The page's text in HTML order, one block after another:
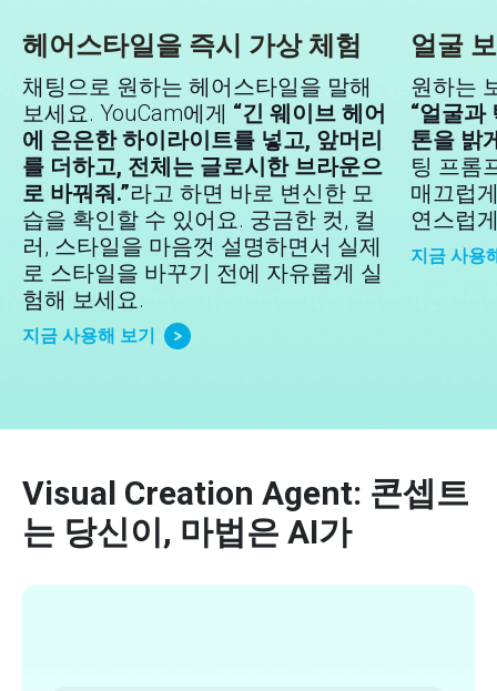
헤어스타일을 즉시 가상 체험
채팅으로 원하는 헤어스타일을 말해
보세요. YouCam에게 “긴 웨이브 헤어
에 은은한 하이라이트를 넣고, 앞머리
를 더하고, 전체는 글로시한 브라운으
로 바꿔줘.”라고 하면 바로 변신한 모
습을 확인할 수 있어요. 궁금한 컷, 컬
러, 스타일을 마음껏 설명하면서 실제
로 스타일을 바꾸기 전에 자유롭게 실
험해 보세요.
지금 사용해 보기
얼굴
원하는
“얼굴과
톤을 밝
팅 프롬
매끄럽
연스럽
지금 사용
Visual Creation Agent: 콘셉트
는 당신이, 마법은 AI가